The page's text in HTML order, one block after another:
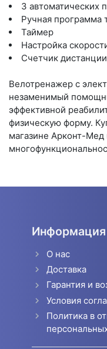
3 автоматических
Ручная программа
Таймер
Настройка
Счетчик
Велотренажер с
незаменимый
эффективной
физическую форму.
магазине Арконт-Мед
Информация
О нас
Доставка
Гарантия и
Условия
Политика в